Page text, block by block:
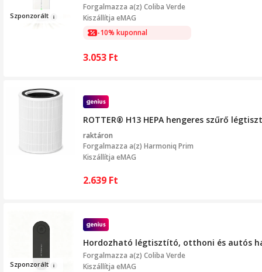
Szponzorált
Forgalmazza a(z) Coliba Verde
Kiszállítja eMAG
-10% kuponnal
3.053 Ft
ROTTER® H13 HEPA hengeres szűrő
raktáron
Forgalmazza a(z) Harmoniq Prim
Kiszállítja eMAG
2.639 Ft
Szponzorált
Hordozható légtisztító, otthoni és autós
Forgalmazza a(z) Coliba Verde
Kiszállítja eMAG